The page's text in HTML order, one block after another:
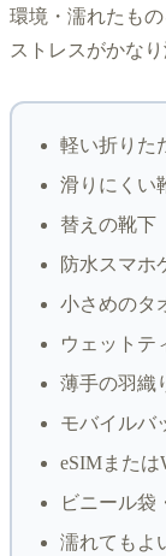
環境・濡れたも
ストレスがかなり
軽い折りた
滑りにくい
替えの靴下
防水スマホ
小さめのタ
ウェットテ
薄手の羽織
モバイルバ
eSIMまたは
ビニール袋
濡れてもよ